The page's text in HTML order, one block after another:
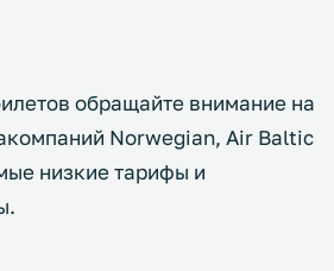
обращайте внимание на
Norwegian, Air Baltic
низкие тарифы и